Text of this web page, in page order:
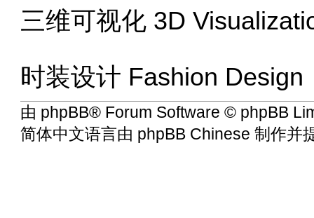
三维可视化 3D
时装设计 Fashion Design
由 phpBB® Forum Software © phpBB
简体中文语言由 phpBB Chinese 制作并